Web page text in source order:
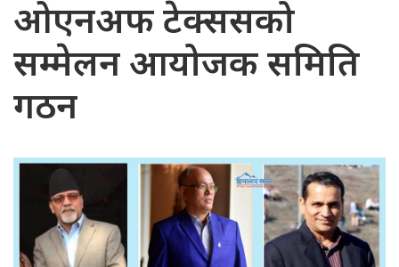
ओएनअफ टेक्ससको
सम्मेलन आयोजक समिति
गठन